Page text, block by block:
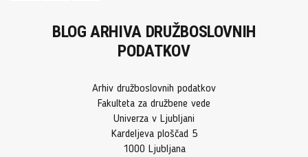
BLOG ARHIVA DRUŽBOSLOVNIH
PODATKOV
Arhiv družboslovnih podatkov
Fakulteta za družbene vede
Univerza v Ljubljani
Kardeljeva ploščad 5
1000 Ljubljana